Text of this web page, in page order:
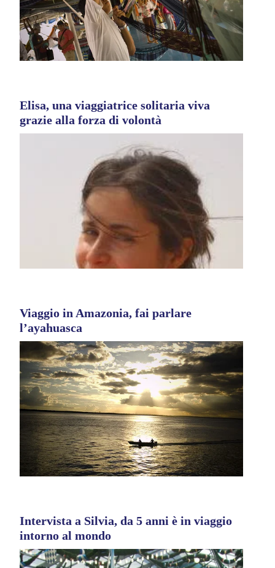
Elisa, una viaggiatrice solitaria viva
grazie alla forza di volontà
Viaggio in Amazonia, fai parlare
l’ayahuasca
Intervista a Silvia, da 5 anni è in viaggio
intorno al mondo